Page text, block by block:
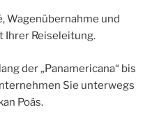
Wagenübernahme und
Ihrer Reiseleitung.
der „Panamericana“ bis
Sie unterwegs
Poás.